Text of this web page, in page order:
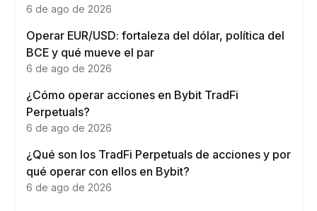
6 de ago de 2026
Operar EUR/USD: fortaleza del dólar, política del
BCE y qué mueve el par
6 de ago de 2026
¿Cómo operar acciones en Bybit TradFi
Perpetuals?
6 de ago de 2026
¿Qué son los TradFi Perpetuals de acciones y por
qué operar con ellos en Bybit?
6 de ago de 2026